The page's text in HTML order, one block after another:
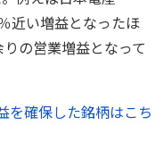
近い増益となったほ
の営業増益となって
を確保した銘柄はこち